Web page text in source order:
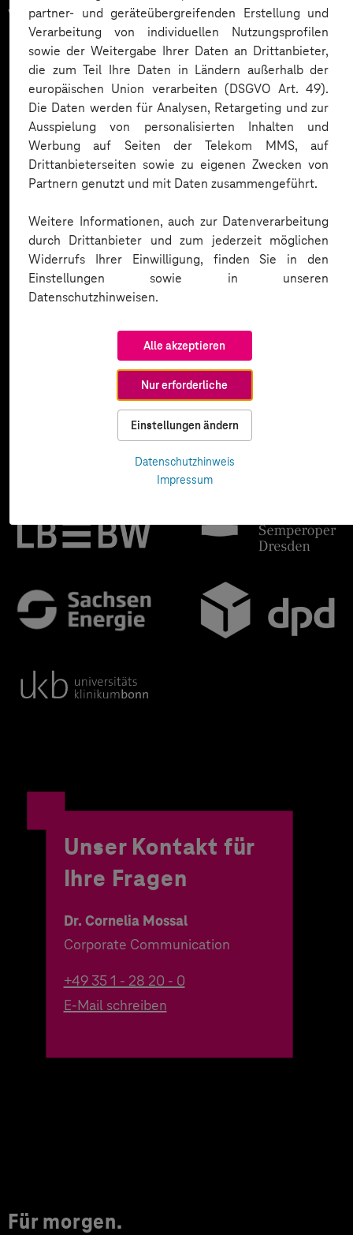
partner- und geräteübergreifenden Erstellung und
Verarbeitung von individuellen Nutzungsprofilen
sowie der Weitergabe Ihrer Daten an Drittanbieter,
die zum Teil Ihre Daten in Ländern außerhalb der
europäischen Union verarbeiten (DSGVO Art. 49).
Die Daten werden für Analysen, Retargeting und zur
Ausspielung von personalisierten Inhalten und
Werbung auf Seiten der Telekom MMS, auf
Drittanbieterseiten sowie zu eigenen Zwecken von
Partnern genutzt und mit Daten zusammengeführt.
Weitere Informationen, auch zur Datenverarbeitung
durch Drittanbieter und zum jederzeit möglichen
Widerrufs Ihrer Einwilligung, finden Sie in den
Einstellungen sowie in unseren
Datenschutzhinweisen.
Alle akzeptieren
Nur erforderliche
Einstellungen ändern
Datenschutzhinweis
Impressum
vertrauen auf unsere
Expertise. Hier eine Auswahl:
Unser Kontakt für
Ihre Fragen
Dr. Cornelia Mossal
Corporate Communication
+49 35 1 - 28 20 - 0
E-Mail schreiben
Für morgen.